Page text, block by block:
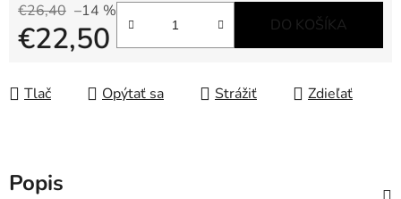
€26,40 –14 %
€22,50 DO KOŠÍKA
Tlač Opýtať sa Strážiť Zdieľať
Popis